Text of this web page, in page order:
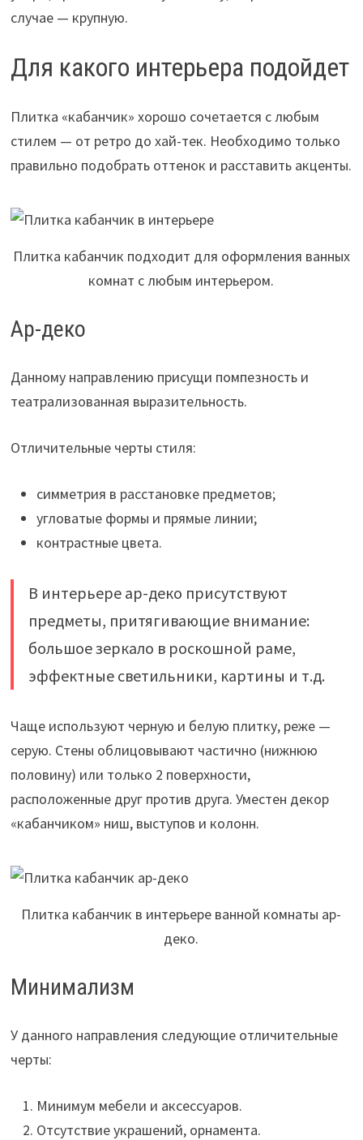
случае — крупную.
Для какого интерьера подойдет
Плитка «кабанчик» хорошо сочетается с любым
стилем — от ретро до хай-тек. Необходимо только
правильно подобрать оттенок и расставить акценты.
Плитка кабанчик подходит для оформления ванных
комнат с любым интерьером.
Ар-деко
Данному направлению присущи помпезность и
театрализованная выразительность.
Отличительные черты стиля:
симметрия в расстановке предметов;
угловатые формы и прямые линии;
контрастные цвета.
В интерьере ар-деко присутствуют
предметы, притягивающие внимание:
большое зеркало в роскошной раме,
эффектные светильники, картины и т.д.
Чаще используют черную и белую плитку, реже —
серую. Стены облицовывают частично (нижнюю
половину) или только 2 поверхности,
расположенные друг против друга. Уместен декор
«кабанчиком» ниш, выступов и колонн.
Плитка кабанчик в интерьере ванной комнаты ар-
деко.
Минимализм
У данного направления следующие отличительные
черты:
Минимум мебели и аксессуаров.
Отсутствие украшений, орнамента.